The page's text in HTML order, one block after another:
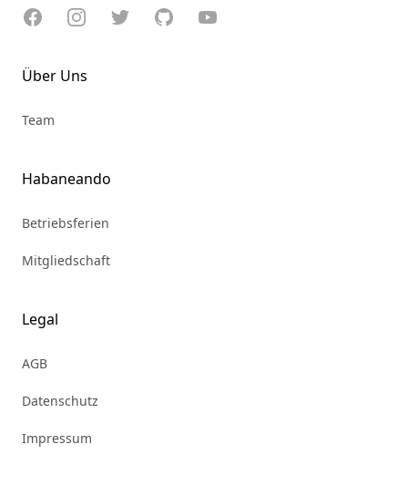
FacebookInstagramTwitterGitHubYouTube
Über Uns
Team
Habaneando
Betriebsferien
Mitgliedschaft
Legal
AGB
Datenschutz
Impressum